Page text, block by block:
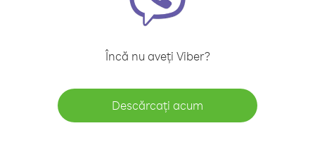
Încă nu aveți Viber?
Descărcați acum